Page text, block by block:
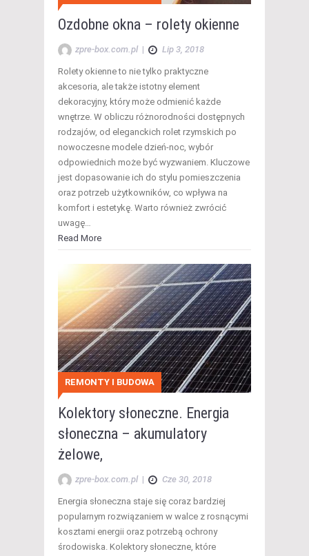
Ozdobne okna – rolety okienne
zpre-box.com.pl | Lip 3, 2018
Rolety okienne to nie tylko praktyczne
akcesoria, ale także istotny element
dekoracyjny, który może odmienić każde
wnętrze. W obliczu różnorodności dostępnych
rodzajów, od eleganckich rolet rzymskich po
nowoczesne modele dzień-noc, wybór
odpowiednich może być wyzwaniem. Kluczowe
jest dopasowanie ich do stylu pomieszczenia
oraz potrzeb użytkowników, co wpływa na
komfort i estetykę. Warto również zwrócić
uwagę…
Read More
REMONTY I BUDOWA
Kolektory słoneczne. Energia
słoneczna – akumulatory
żelowe,
zpre-box.com.pl | Cze 30, 2018
Energia słoneczna staje się coraz bardziej
popularnym rozwiązaniem w walce z rosnącymi
kosztami energii oraz potrzebą ochrony
środowiska. Kolektory słoneczne, które